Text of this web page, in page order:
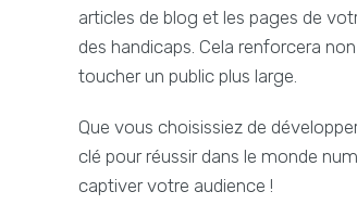
articles de blog et les pages de
des handicaps. Cela renforcera
toucher un public plus large.
Que vous choisissiez de
clé pour réussir dans le monde
captiver votre audience !